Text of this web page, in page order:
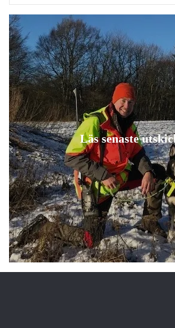
Läs senaste